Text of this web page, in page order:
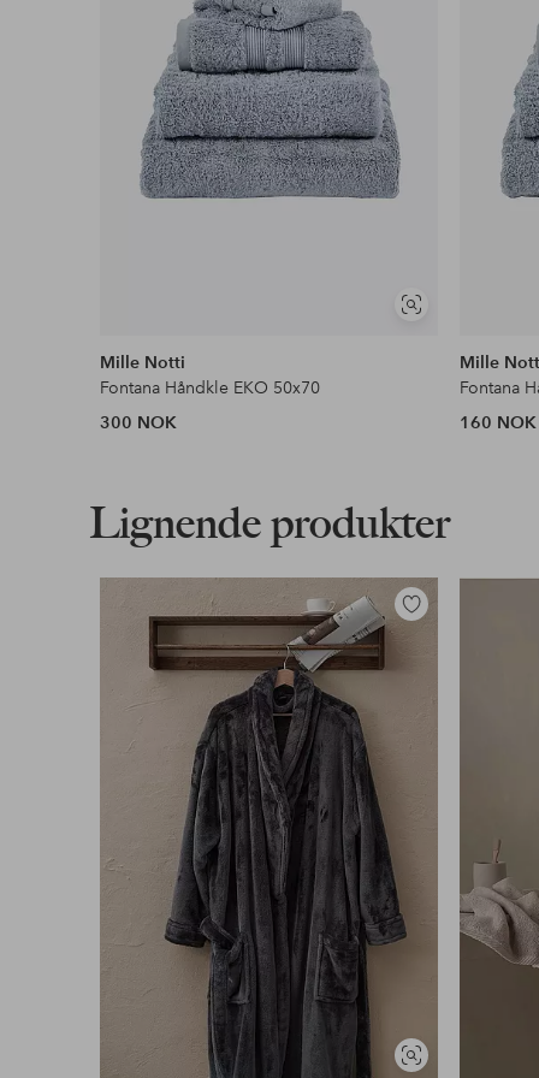
Les mer
Vis
Mille Notti
Fontana Håndkle EKO 50x70
300 NOK
Mille
Fontana
160 NOK
Lignende produkter
Vis
Legg